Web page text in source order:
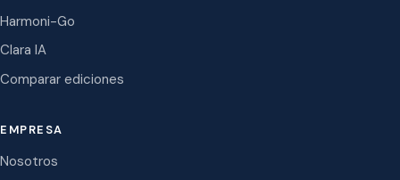
Harmoni-Go
Clara IA
Comparar ediciones
EMPRESA
Nosotros